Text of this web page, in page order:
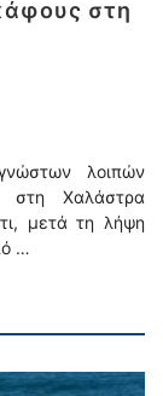
στη
λοιπών
στη Χαλάστρα
μετά τη λήψη
…